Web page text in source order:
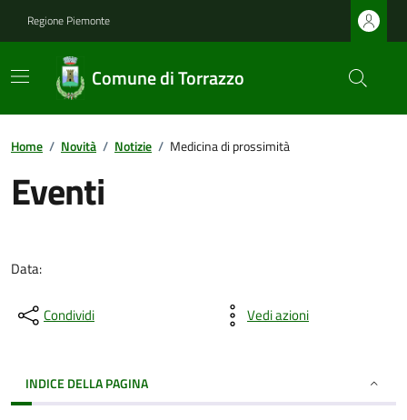
Regione Piemonte
Comune di Torrazzo
Home / Novità / Notizie / Medicina di prossimità
Eventi
Data:
Condividi Vedi azioni
INDICE DELLA PAGINA